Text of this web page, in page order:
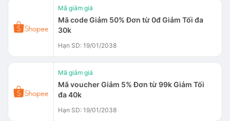
Mã giảm giá
Mã code Giảm 50% Đơn từ 0đ Giảm Tối đa
30k
Hạn SD: 19/01/2038
Mã giảm giá
Mã voucher Giảm 5% Đơn từ 99k Giảm Tối
đa 40k
Hạn SD: 19/01/2038